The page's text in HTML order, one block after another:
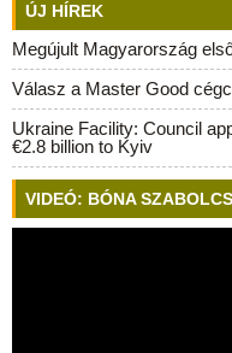
ÚJ HÍREK
Megújult Magyarország
Válasz a Master Good
Ukraine Facility: Council
€2.8 billion to Kyiv
VIDEÓ: BÓNA